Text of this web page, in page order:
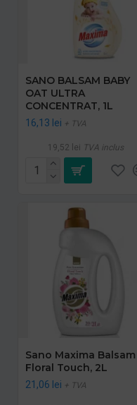
SANO BALSAM BABY
OAT ULTRA
CONCENTRAT, 1L
16,13 lei + TVA
19,52 lei TVA inclus
Sano Maxima Balsam
Floral Touch, 2L
21,06 lei + TVA